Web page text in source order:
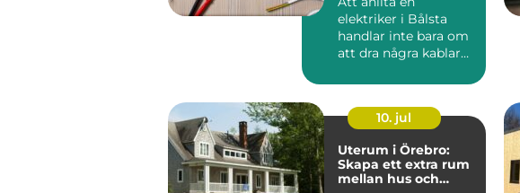
elektriker i Bålsta
handlar inte bara om
att dra några kablar
strömbryta...
10. jul
Uterum i Örebro:
Skapa ett extra rum
mellan hus och